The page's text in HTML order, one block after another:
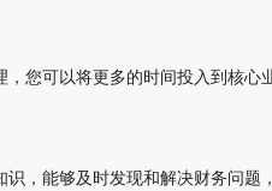
您可以将更多的时间投入到核心
，能够及时发现和解决财务问题